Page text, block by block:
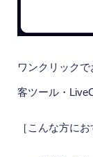
ワンクリック
客ツール・
［こんな方にお